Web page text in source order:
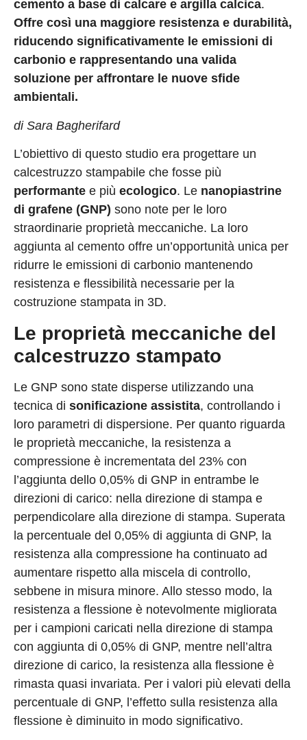
cemento a base di calcare e argilla calcica.
Offre così una maggiore resistenza e durabilità,
riducendo significativamente le emissioni di
carbonio e rappresentando una valida
soluzione per affrontare le nuove sfide
ambientali.
di Sara Bagherifard
L’obiettivo di questo studio era progettare un
calcestruzzo stampabile che fosse più
performante e più ecologico. Le nanopiastrine
di grafene (GNP) sono note per le loro
straordinarie proprietà meccaniche. La loro
aggiunta al cemento offre un’opportunità unica per
ridurre le emissioni di carbonio mantenendo
resistenza e flessibilità necessarie per la
costruzione stampata in 3D.
Le proprietà meccaniche del
calcestruzzo stampato
Le GNP sono state disperse utilizzando una
tecnica di sonificazione assistita, controllando i
loro parametri di dispersione. Per quanto riguarda
le proprietà meccaniche, la resistenza a
compressione è incrementata del 23% con
l’aggiunta dello 0,05% di GNP in entrambe le
direzioni di carico: nella direzione di stampa e
perpendicolare alla direzione di stampa. Superata
la percentuale del 0,05% di aggiunta di GNP, la
resistenza alla compressione ha continuato ad
aumentare rispetto alla miscela di controllo,
sebbene in misura minore. Allo stesso modo, la
resistenza a flessione è notevolmente migliorata
per i campioni caricati nella direzione di stampa
con aggiunta di 0,05% di GNP, mentre nell’altra
direzione di carico, la resistenza alla flessione è
rimasta quasi invariata. Per i valori più elevati della
percentuale di GNP, l’effetto sulla resistenza alla
flessione è diminuito in modo significativo.